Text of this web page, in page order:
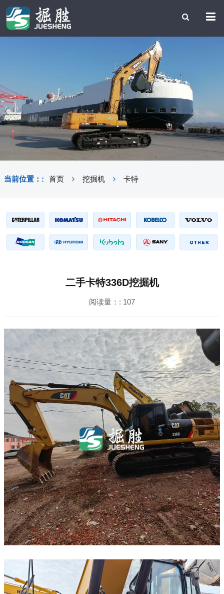
当前位置：: 首页 挖掘机 卡特
二手卡特336D挖掘机
阅读量：: 107